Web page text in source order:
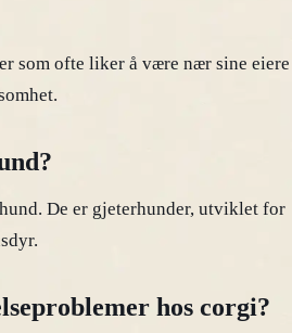
som ofte liker å være nær sine eiere
De er gjeterhunder, utviklet for
hos corgi?